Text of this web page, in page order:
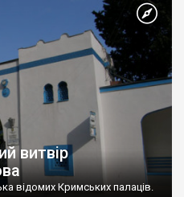
витвір
відомих Кримських палаців.